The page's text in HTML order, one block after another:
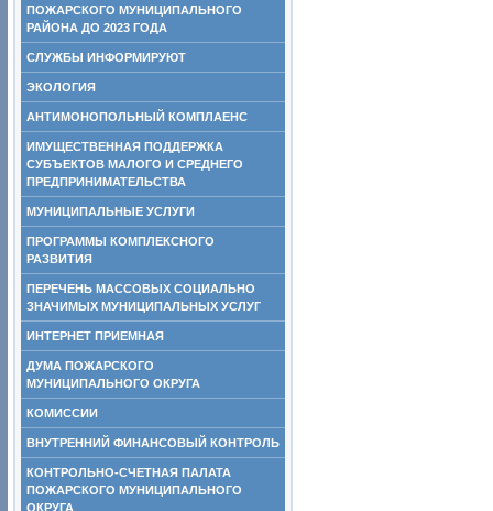
ПОЖАРСКОГО МУНИЦИПАЛЬНОГО
РАЙОНА ДО 2023 ГОДА
СЛУЖБЫ ИНФОРМИРУЮТ
ЭКОЛОГИЯ
АНТИМОНОПОЛЬНЫЙ КОМПЛАЕНС
ИМУЩЕСТВЕННАЯ ПОДДЕРЖКА
СУБЪЕКТОВ МАЛОГО И СРЕДНЕГО
ПРЕДПРИНИМАТЕЛЬСТВА
МУНИЦИПАЛЬНЫЕ УСЛУГИ
ПРОГРАММЫ КОМПЛЕКСНОГО
РАЗВИТИЯ
ПЕРЕЧЕНЬ МАССОВЫХ СОЦИАЛЬНО
ЗНАЧИМЫХ МУНИЦИПАЛЬНЫХ УСЛУГ
ИНТЕРНЕТ ПРИЕМНАЯ
ДУМА ПОЖАРСКОГО
МУНИЦИПАЛЬНОГО ОКРУГА
КОМИССИИ
ВНУТРЕННИЙ ФИНАНСОВЫЙ КОНТРОЛЬ
КОНТРОЛЬНО-СЧЕТНАЯ ПАЛАТА
ПОЖАРСКОГО МУНИЦИПАЛЬНОГО
ОКРУГА